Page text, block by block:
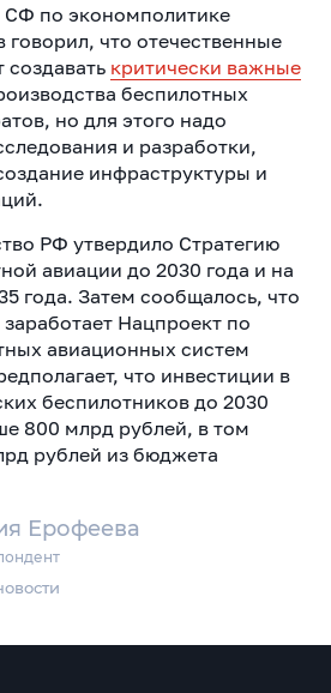
Ерофеева
по экономполитике
говорил, что отечественные
создавать критически важные
беспилотных
но для этого надо
и разработки,
инфраструктуры и
РФ утвердило Стратегию
авиации до 2030 года и на
года. Затем сообщалось, что
Нацпроект по
авиационных систем
что инвестиции в
беспилотников до 2030
800 млрд рублей, в том
рублей из бюджета